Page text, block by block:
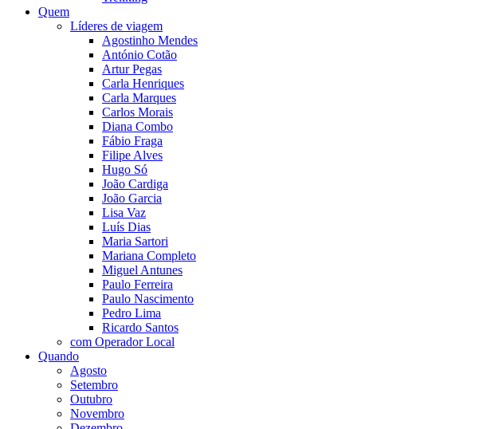
Quem
Líderes de viagem
Agostinho Mendes
António Cotão
Artur Pegas
Carla Henriques
Carla Marques
Carlos Morais
Diana Combo
Fábio Fraga
Filipe Alves
Hugo Só
João Cardiga
João Garcia
Lisa Vaz
Luís Dias
Maria Sartori
Mariana Completo
Miguel Antunes
Paulo Ferreira
Paulo Nascimento
Pedro Lima
Ricardo Santos
com Operador Local
Quando
Agosto
Setembro
Outubro
Novembro